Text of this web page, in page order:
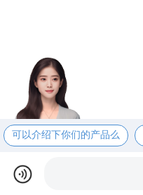
可以介绍下你们的产品么